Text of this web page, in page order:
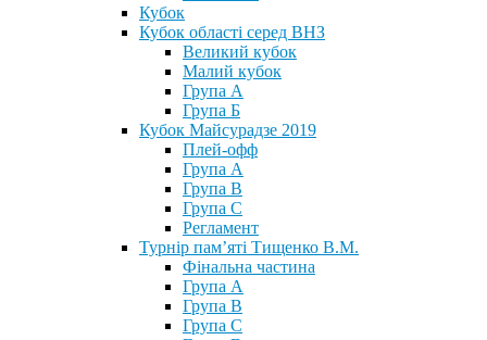
Кубок
Кубок області серед ВНЗ
Великий кубок
Малий кубок
Група А
Група Б
Кубок Майсурадзе 2019
Плей-офф
Група А
Група В
Група С
Регламент
Турнір пам’яті Тищенко В.М.
Фінальна частина
Група А
Група В
Група С